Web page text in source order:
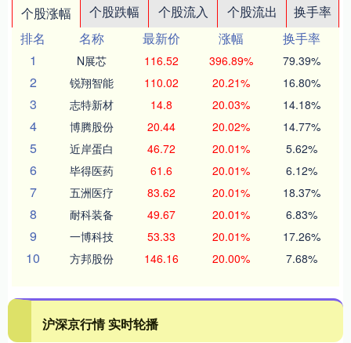
个股涨幅 个股跌幅 个股流入 个股流出
换手率
排名
名称 最新价 涨幅
换手率
1
N展芯 116.52 396.89% 79.39%
2 锐翔智能 110.02 20.21% 16.80%
3 志特新材 14.8 20.03% 14.18%
4 博腾股份 20.44 20.02% 14.77%
5 近岸蛋白 46.72 20.01% 5.62%
6 毕得医药 61.6 20.01% 6.12%
7 五洲医疗 83.62 20.01% 18.37%
8 耐科装备 49.67 20.01% 6.83%
9 一博科技 53.33 20.01% 17.26%
10 方邦股份 146.16 20.00% 7.68%
沪深京行情 实时轮播